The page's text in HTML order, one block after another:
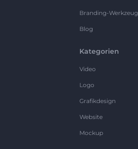
Branding-Werkzeug
Blog
Kategorien
Video
Logo
Grafikdesign
Website
Mockup